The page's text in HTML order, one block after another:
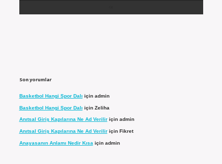
Son yorumlar
Basketbol Hangi Spor Dalı için admin
Basketbol Hangi Spor Dalı için Zeliha
Anıtsal Giriş Kapılarına Ne Ad Veriliriçin admin
Anıtsal Giriş Kapılarına Ne Ad Veriliriçin Fikret
Anayasanın Anlamı Nedir Kısa için admin